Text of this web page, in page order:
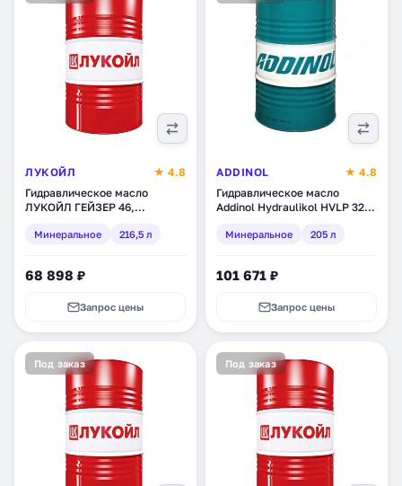
ЛУКОЙЛ
★ 4.8
Гидравлическое масло
ЛУКОЙЛ ГЕЙЗЕР 46,
(1407621)
Минеральное 216,5 л
68 898 ₽
Запрос цены
ADDINOL
★ 4.8
Гидравлическое масло
Addinol Hydraulikol HVLP 32
(4014766402646)
Минеральное 205 л
101 671 ₽
Запрос цены
Под заказ Под заказ